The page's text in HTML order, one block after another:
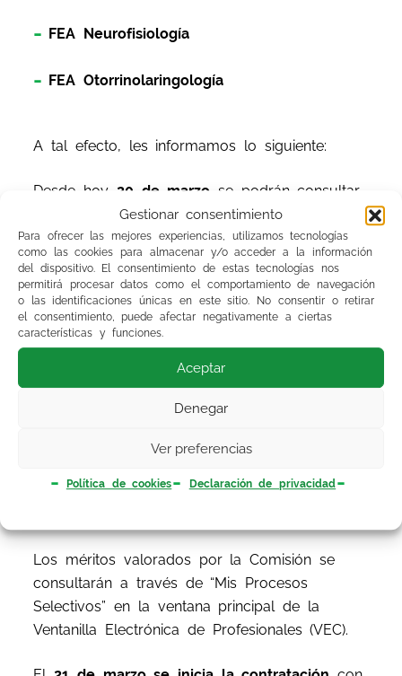
Gestionar consentimiento
Para ofrecer las mejores experiencias, utilizamos tecnologías
como las cookies para almacenar y/o acceder a la información
del dispositivo. El consentimiento de estas tecnologías nos
permitirá procesar datos como el comportamiento de navegación
o las identificaciones únicas en este sitio. No consentir o retirar
el consentimiento, puede afectar negativamente a ciertas
características y funciones.
Aceptar
Denegar
Ver preferencias
Política de cookies Declaración de privacidad
FEA Neurofisiología
FEA Otorrinolaringología
A tal efecto, les informamos lo siguiente:
Desde hoy 20 de marzo se podrán consultar
las personas candidatas admitidas/excluidas,
con la causa de exclusión en su caso, así
como la puntuación de baremo definitivo en los
referidos listados.
Los listados contienen las personas candidatas
con indicación de la puntuación definitiva
obtenida en cada apartado del baremo
resolución de alegaciones efectuada por la
candidatas admitidas/excluidas, con la causa de
Los méritos valorados por la Comisión se
consultarán a través de “Mis Procesos
Selectivos” en la ventana principal de la
Ventanilla Electrónica de Profesionales (VEC).